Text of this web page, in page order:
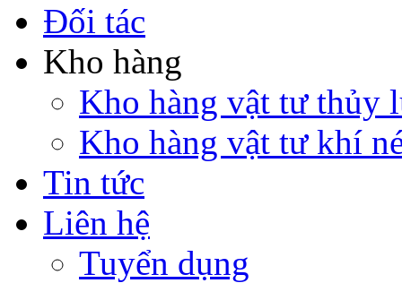
Đối tác
Kho hàng
Kho hàng vật tư thủy
Kho hàng vật tư khí
Tin tức
Liên hệ
Tuyển dụng